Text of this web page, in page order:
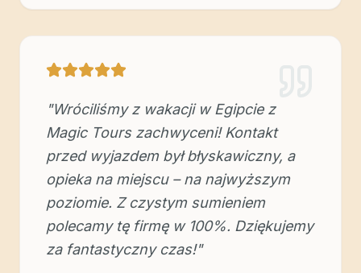
"Wróciliśmy z wakacji w Egipcie z
Magic Tours zachwyceni! Kontakt
przed wyjazdem był błyskawiczny, a
opieka na miejscu – na najwyższym
poziomie. Z czystym sumieniem
polecamy tę firmę w 100%. Dziękujemy
za fantastyczny czas!"